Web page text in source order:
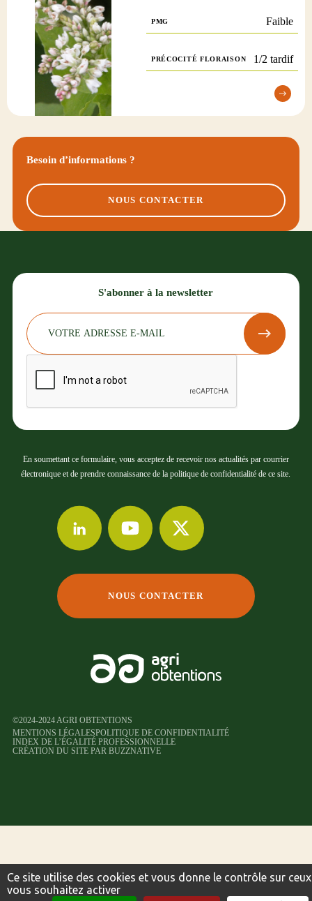
PMG Faible
PRÉCOCITÉ FLORAISON 1/2 tardif
Besoin d’informations ?
NOUS CONTACTER
S'abonner à la newsletter
En soumettant ce formulaire, vous acceptez de recevoir nos actualités par courrier
électronique et de prendre connaissance de la politique de confidentialité de ce site.
NOUS CONTACTER
©2024-2024 AGRI OBTENTIONS
MENTIONS LÉGALESPOLITIQUE DE CONFIDENTIALITÉ
INDEX DE L’ÉGALITÉ PROFESSIONNELLE
CRÉATION DU SITE PAR BUZZNATIVE
Ce site utilise des cookies et vous donne le contrôle sur
vous souhaitez activer